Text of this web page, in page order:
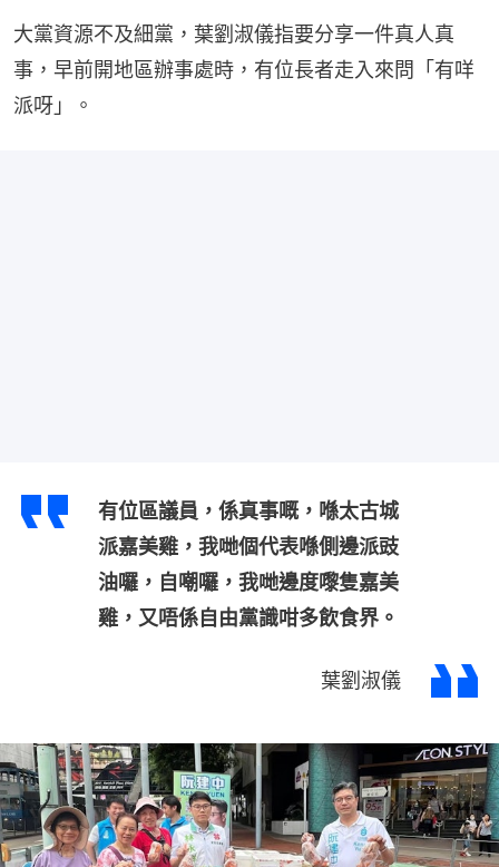
大黨資源不及細黨，葉劉淑儀指要分享一件真人真
事，早前開地區辦事處時，有位長者走入來問「有咩
派呀」。
有位區議員，係真事嘅，喺太古城
派嘉美雞，我哋個代表喺側邊派豉
油囉，自嘲囉，我哋邊度嚟隻嘉美
雞，又唔係自由黨識咁多飲食界。
葉劉淑儀